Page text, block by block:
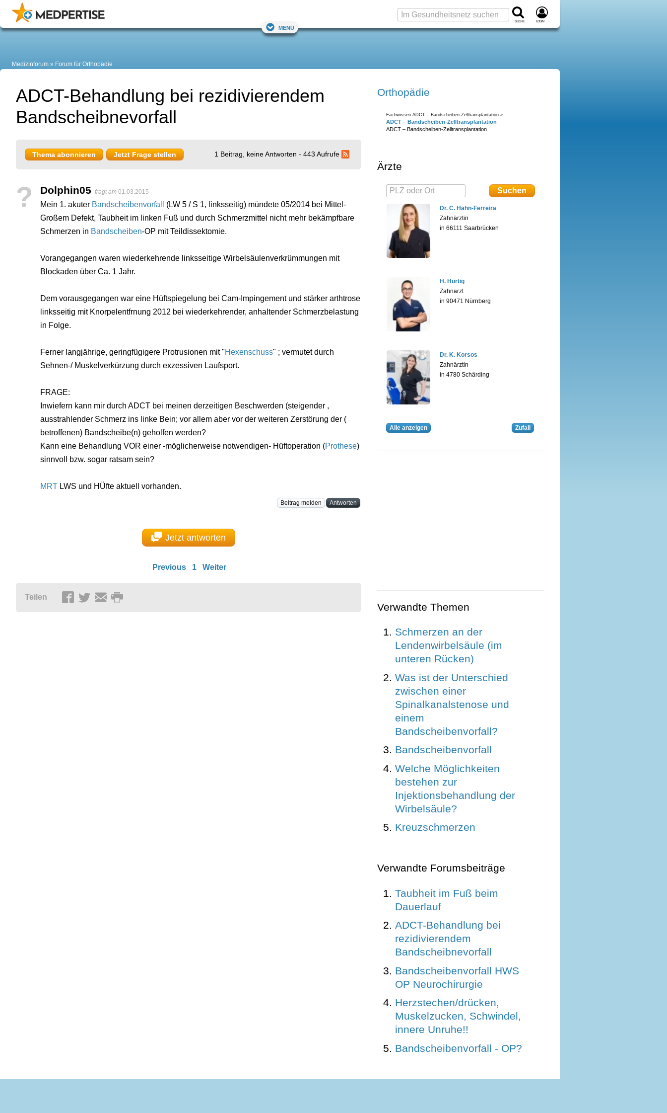
Suche Login
Menü
Medizinforum Forum für Orthopädie
ADCT-Behandlung bei rezidivierendem
Bandscheibnevorfall
Thema abonnieren Jetzt Frage stellen 1 Beitrag, keine Antworten - 443 Aufrufe
? Dolphin05 fragt am 01.03.2015
Mein 1. akuter Bandscheibenvorfall
(LW 5 / S 1, linksseitig) mündete 05/2014 bei Mittel-
Großem Defekt, Taubheit im linken Fuß und durch Schmerzmittel nicht mehr bekämpfbare
Schmerzen in Bandscheiben-OP mit Teildissektomie.
Vorangegangen waren wiederkehrende linksseitige Wirbelsäulenverkrümmungen mit
Blockaden über Ca. 1 Jahr.
Dem vorausgegangen war eine Hüftspiegelung bei Cam-Impingement und stärker arthtrose
linksseitig mit Knorpelentfrnung 2012 bei wiederkehrender, anhaltender Schmerzbelastung
in Folge.
Ferner langjährige, geringfügigere Protrusionen mit "Hexenschuss" ; vermutet durch
Sehnen-/ Muskelverkürzung durch exzessiven Laufsport.
FRAGE:
Inwiefern kann mir durch ADCT bei meinen derzeitigen Beschwerden (steigender ,
ausstrahlender Schmerz ins linke Bein; vor allem aber vor der weiteren Zerstörung der (
betroffenen) Bandscheibe(n) geholfen werden?
Kann eine Behandlung VOR einer -möglicherweise notwendigen- Hüftoperation (Prothese)
sinnvoll bzw. sogar ratsam sein?
MRT LWS und HÜfte aktuell vorhanden.
Beitrag melden Antworten
Jetzt antworten
Previous 1 Weiter
Teilen
Orthopädie
Fachwissen ADCT – Bandscheiben-Zelltransplantation »
ADCT – Bandscheiben-Zelltransplantation
ADCT – Bandscheiben-Zelltransplantation
Ärzte
Dr. C. Hahn-Ferreira
Zahnärztin
in 66111 Saarbrücken
H. Hurtig
Zahnarzt
in 90471 Nürnberg
Dr. K. Korsos
Zahnärztin
in 4780 Schärding
Alle anzeigen Zufall
Verwandte Themen
Schmerzen an der
Lendenwirbelsäule (im
unteren Rücken)
Was ist der Unterschied
zwischen einer
Spinalkanalstenose und
einem
Bandscheibenvorfall?
Bandscheibenvorfall
Welche Möglichkeiten
bestehen zur
Injektionsbehandlung der
Wirbelsäule?
Kreuzschmerzen
Verwandte Forumsbeiträge
Taubheit im Fuß beim
Dauerlauf
ADCT-Behandlung bei
rezidivierendem
Bandscheibnevorfall
Bandscheibenvorfall HWS
OP Neurochirurgie
Herzstechen/drücken,
Muskelzucken, Schwindel,
innere Unruhe!!
Bandscheibenvorfall - OP?